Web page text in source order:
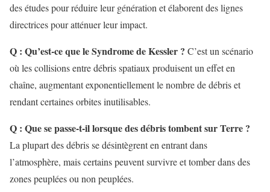
des études pour réduire leur génération et élaborent des lignes
directrices pour atténuer leur impact.
Q : Qu’est-ce que le Syndrome de Kessler ? C’est un scénario
où les collisions entre débris spatiaux produisent un effet en
chaîne, augmentant exponentiellement le nombre de débris et
rendant certaines orbites inutilisables.
Q : Que se passe-t-il lorsque des débris tombent sur Terre ?
La plupart des débris se désintègrent en entrant dans
l’atmosphère, mais certains peuvent survivre et tomber dans des
zones peuplées ou non peuplées.